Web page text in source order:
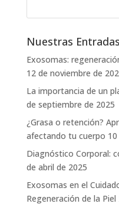
Nuestras Entradas
Exosomas:
12 de noviembre de
La importancia de un
de septiembre de 2025
¿Grasa o retención?
afectando tu cuerpo
Diagnóstico Corporal:
de abril de 2025
Exosomas en el
Regeneración de la Piel